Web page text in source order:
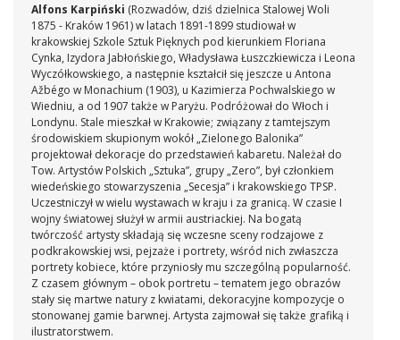
Alfons Karpiński (Rozwadów, dziś dzielnica Stalowej Woli
1875 - Kraków 1961) w latach 1891-1899 studiował w
krakowskiej Szkole Sztuk Pięknych pod kierunkiem Floriana
Cynka, Izydora Jabłońskiego, Władysława Łuszczkiewicza i Leona
Wyczółkowskiego, a następnie kształcił się jeszcze u Antona
Ažbégo w Monachium (1903), u Kazimierza Pochwalskiego w
Wiedniu, a od 1907 także w Paryżu. Podróżował do Włoch i
Londynu. Stale mieszkał w Krakowie; związany z tamtejszym
środowiskiem skupionym wokół „Zielonego Balonika”
projektował dekoracje do przedstawień kabaretu. Należał do
Tow. Artystów Polskich „Sztuka”, grupy „Zero”, był członkiem
wiedeńskiego stowarzyszenia „Secesja” i krakowskiego TPSP.
Uczestniczył w wielu wystawach w kraju i za granicą. W czasie I
wojny światowej służył w armii austriackiej. Na bogatą
twórczość artysty składają się wczesne sceny rodzajowe z
podkrakowskiej wsi, pejzaże i portrety, wśród nich zwłaszcza
portrety kobiece, które przyniosły mu szczególną popularność.
Z czasem głównym – obok portretu – tematem jego obrazów
stały się martwe natury z kwiatami, dekoracyjne kompozycje o
stonowanej gamie barwnej. Artysta zajmował się także grafiką i
ilustratorstwem.